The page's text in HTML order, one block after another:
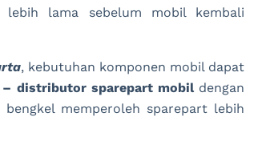
lebih lama sebelum mobil kembali
, kebutuhan komponen mobil dapat
distributor sparepart mobildengan
bengkel memperoleh sparepart lebih